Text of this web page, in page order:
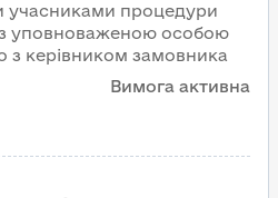
учасниками процедури
з уповноваженою особою
з керівником замовника
Вимога активна